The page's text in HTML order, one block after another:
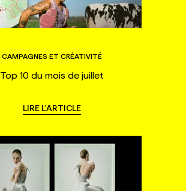
CAMPAGNES ET CRÉATIVITÉ
Top 10 du mois de juillet
LIRE L'ARTICLE